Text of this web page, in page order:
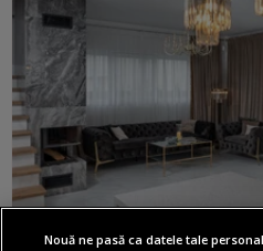
Nouă ne pasă ca datele tale